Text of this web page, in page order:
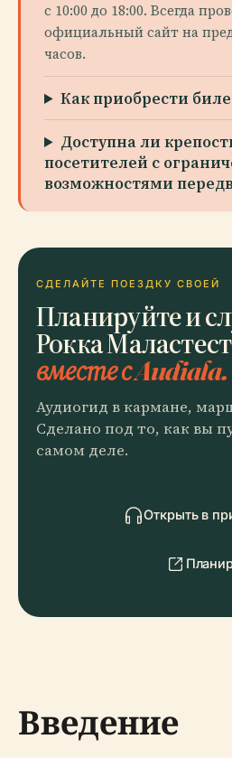
с 10:00 до 18:00. Всегда
официальный сайт на
часов.
Как приобрести
Доступна ли
посетителей с
возможностями
СДЕЛАЙТЕ ПОЕЗДКУ СВОЕЙ
Планируйте и
Рокка
вместе с Audiala.
Аудиогид в кармане,
Сделано под то, как вы
самом деле.
Открыть в
Введение